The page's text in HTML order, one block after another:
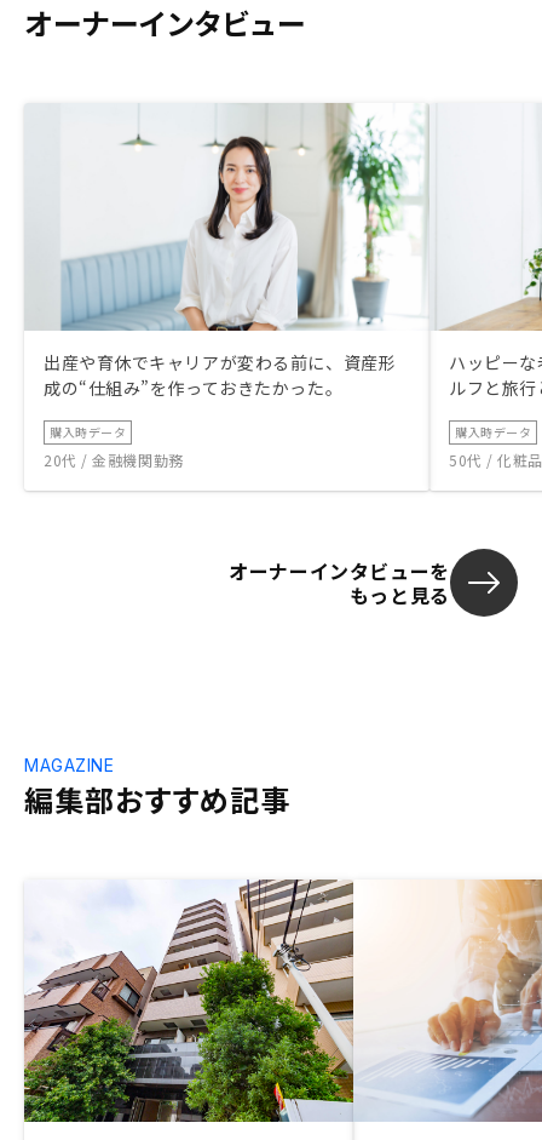
オーナーインタビュー
出産や育休でキャリアが変わる前に、資産形
成の“仕組み”を作っておきたかった。
購入時データ
20代 / 金融機関勤務
ハッピー
ルフと旅
購入時データ
50代 / 化粧
オーナーインタビューを
もっと見る
編集部おすすめ記事
MAGAZINE